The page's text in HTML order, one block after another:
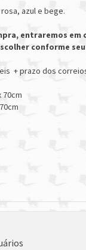
rosa, azul e bege.
entraremos em
conforme
+ prazo dos
70cm